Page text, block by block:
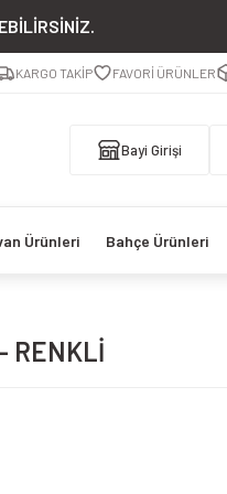
KARGO TAKİP FAVORİ ÜRÜNLER
Bayi Girişi
Ürünleri Bahçe Ürünleri
RENKLİ